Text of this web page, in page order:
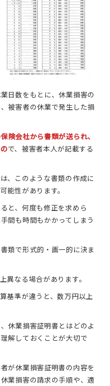
日数をもとに、休業損害の
被害者の休業で発生した損
険会社から書類が送られ、
で、被害者本人が記載する
、このような書類の作成に
能性があります。
と、何度も修正を求めら
間も時間もかかってしまう
類で形式的・画一的に決ま
異なる場合があります。
基準が違うと、数万円以上
休業損害証明書とはどのよ
解しておくことが大切で
が休業損害証明書の内容を
業損害の請求の手順や、適